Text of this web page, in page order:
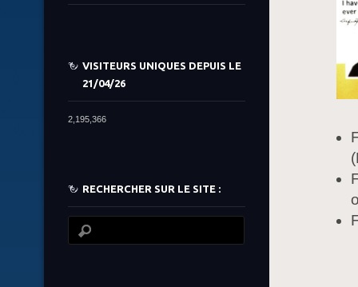
VISITEURS UNIQUES DEPUIS LE
21/04/26
2,195,366
RECHERCHER SUR LE SITE :